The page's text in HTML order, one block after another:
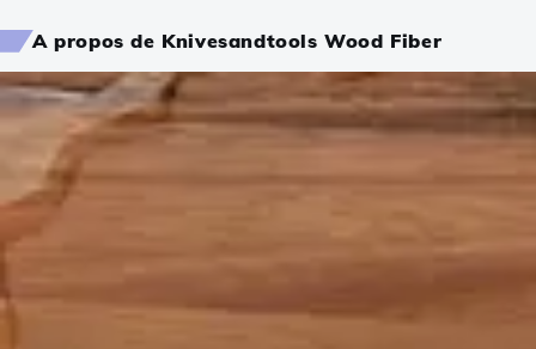
A propos de Knivesandtools Wood Fiber